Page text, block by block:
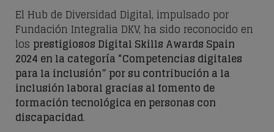
El Hub de Diversidad Digital, impulsado por
Fundación Integralia DKV, ha sido reconocido en
los prestigiosos Digital Skills Awards Spain
2024 en la categoría “Competencias digitales
para la inclusión” por su contribución a la
inclusión laboral gracias al fomento de
formación tecnológica en personas con
discapacidad.